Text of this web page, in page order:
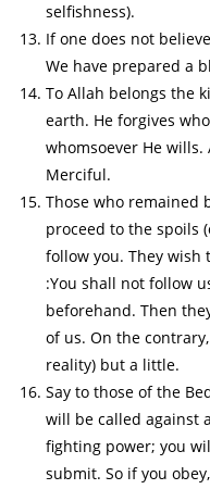
selfishness).
If one does not
We have prepared a
To Allah belongs the
earth. He forgives
whomsoever He wills.
Merciful.
Those who remained
proceed to the spoils
follow you. They wish
:You shall not follow
beforehand. Then
of us. On the
reality) but a little.
Say to those of the
will be called against
fighting power; you
submit. So if you